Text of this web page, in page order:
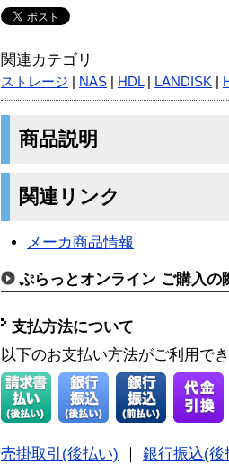
関連カテゴリ
ストレージ NAS HDL| LANDISK
商品説明
関連リンク
メーカ商品情報
ぷらっとオンライン ご購入の
支払方法について
以下のお支払い方法がご利用で
売掛取引(後払い)
銀行振込(後